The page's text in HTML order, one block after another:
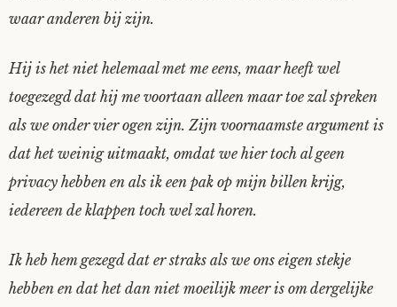
Björn
Clarity
Diderod
Faith
Gralin
waar anderen bij zijn.
Hij is het niet helemaal met me eens, maar heeft wel
toegezegd dat hij me voortaan alleen maar toe zal spreken
als we onder vier ogen zijn. Zijn voornaamste argument is
dat het weinig uitmaakt, omdat we hier toch al geen
privacy hebben en als ik een pak op mijn billen krijg,
iedereen de klappen toch wel zal horen.
Ik heb hem gezegd dat er straks als we ons eigen stekje
hebben en dat het dan niet moeilijk meer is om dergelijke